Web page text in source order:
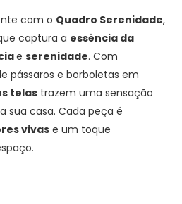
com o Quadro Serenidade,
captura a essência da
e serenidade. Com
pássaros e borboletas em
telas trazem uma sensação
sua casa. Cada peça é
vivase um toque